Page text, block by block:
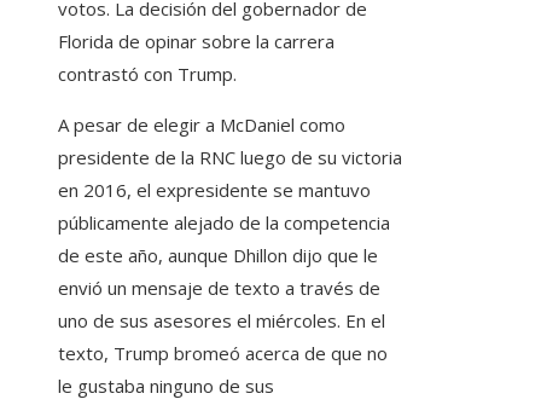
votos. La decisión del gobernador de
Florida de opinar sobre la carrera
contrastó con Trump.
A pesar de elegir a McDaniel como
presidente de la RNC luego de su victoria
en 2016, el expresidente se mantuvo
públicamente alejado de la competencia
de este año, aunque Dhillon dijo que le
envió un mensaje de texto a través de
uno de sus asesores el miércoles. En el
texto, Trump bromeó acerca de que no
le gustaba ninguno de sus